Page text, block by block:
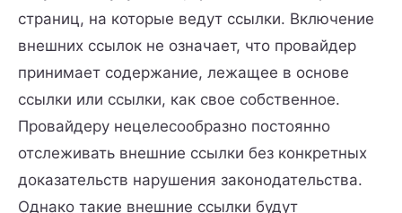
страниц, на которые ведут ссылки. Включение
внешних ссылок не означает, что провайдер
принимает содержание, лежащее в основе
ссылки или ссылки, как свое собственное.
Провайдеру нецелесообразно постоянно
отслеживать внешние ссылки без конкретных
доказательств нарушения законодательства.
Однако такие внешние ссылки будут